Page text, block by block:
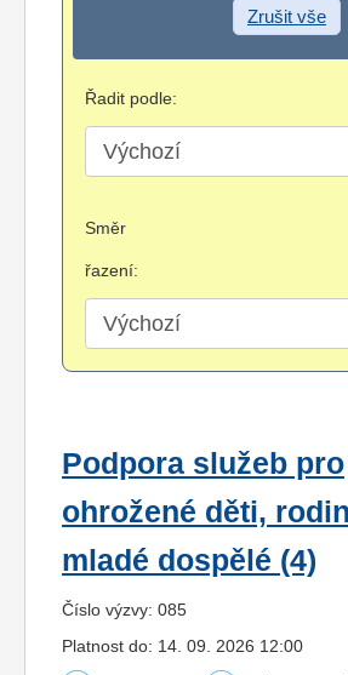
Zrušit vše
Řadit podle:
Směr
řazení:
Podpora služeb pro
ohrožené děti,
mladé dospělé (4)
Číslo výzvy: 085
Platnost do: 14. 09. 2026 12:00